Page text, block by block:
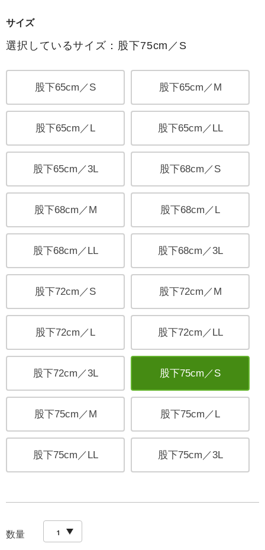
サイズ
選択しているサイズ：股下75cm／S
股下65cm／S 股下65cm／M
股下65cm／L 股下65cm／LL
股下65cm／3L 股下68cm／S
股下68cm／M 股下68cm／L
股下68cm／LL 股下68cm／3L
股下72cm／S 股下72cm／M
股下72cm／L 股下72cm／LL
股下72cm／3L 股下75cm／S
股下75cm／M 股下75cm／L
股下75cm／LL 股下75cm／3L
数量